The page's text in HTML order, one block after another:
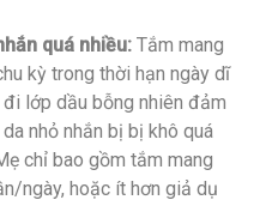
quá nhiều: Tắm mang
kỳ trong thời hạn ngày dĩ
lớp dầu bỗng nhiên đảm
nhỏ nhắn bị bị khô quá
chỉ bao gồm tắm mang
ngày, hoặc ít hơn giả dụ